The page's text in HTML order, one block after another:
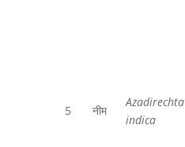
5 नीम
Azadirechta
indica